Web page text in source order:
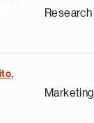
Research
Marketing